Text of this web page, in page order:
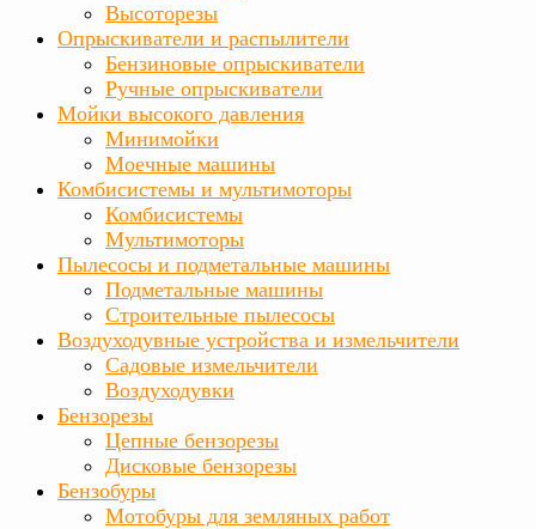
Высоторезы
Опрыскиватели и распылители
Бензиновые опрыскиватели
Ручные опрыскиватели
Мойки высокого давления
Минимойки
Моечные машины
Комбисистемы и мультимоторы
Комбисистемы
Мультимоторы
Пылесосы и подметальные машины
Подметальные машины
Строительные пылесосы
Воздуходувные устройства и измельчители
Садовые измельчители
Воздуходувки
Бензорезы
Цепные бензорезы
Дисковые бензорезы
Бензобуры
Мотобуры для земляных работ